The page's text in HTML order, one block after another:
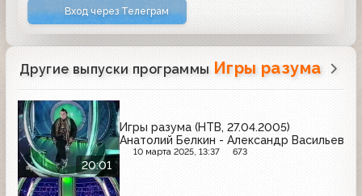
Вход через Телеграм
Другие выпуски программы Игры разума
20:01
Игры разума (НТВ, 27.04.2005)
Анатолий Белкин - Александр Васильев
10 марта 2025, 13:37 673